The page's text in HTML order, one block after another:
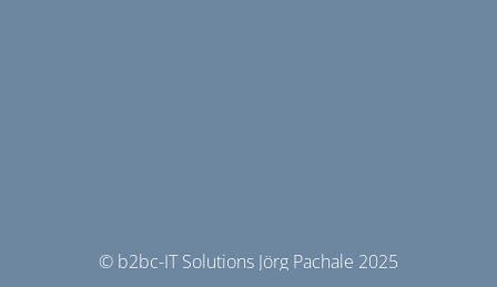
© b2bc-IT Solutions Jörg Pachale 2025